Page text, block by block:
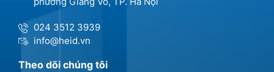
024 3512 3939
info@heid.vn
Theo dõi chúng tôi